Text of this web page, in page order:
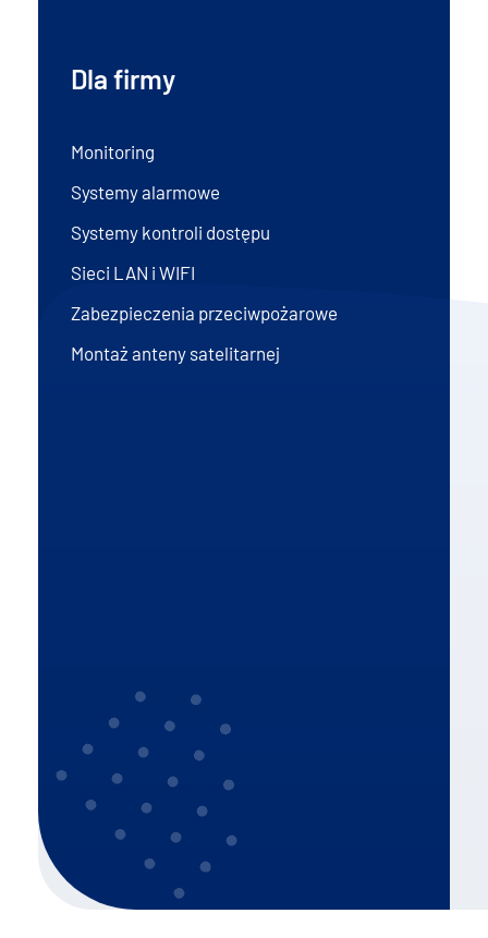
Dla firmy
Monitoring
Systemy alarmowe
Systemy kontroli dostępu
Sieci LAN i WIFI
Zabezpieczenia przeciwpożarowe
Montaż anteny satelitarnej
Sieci LAN i WIFI
Montaż anteny satelitarnej